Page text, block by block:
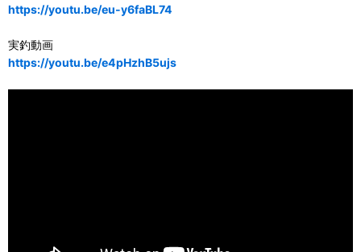
https://youtu.be/eu-y6faBL74
実釣動画
https://youtu.be/e4pHzhB5ujs